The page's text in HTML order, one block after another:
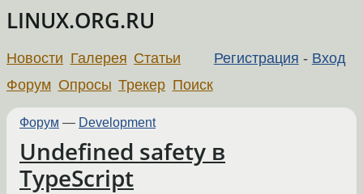
LINUX.ORG.RU
Регистрация - Вход
Новости Галерея Статьи
Форум Опросы Трекер Поиск
Форум — Development
Undefined safety в
TypeScript